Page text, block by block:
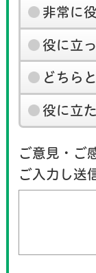
非常に
役に立
どちら
役に立
ご意見・ご
ご入力し送